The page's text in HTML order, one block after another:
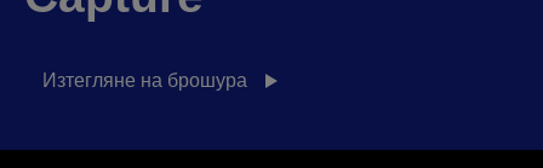
Изтегляне на брошура